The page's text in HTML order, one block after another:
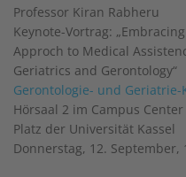
Professor Kiran Rabheru
Keynote-Vortrag:
Approch to Medical
Geriatrics and Gerontology“
Gerontologie- und Geriatrie-
Hörsaal 2 im Campus
Platz der Universität Kassel
Donnerstag, 12. September,